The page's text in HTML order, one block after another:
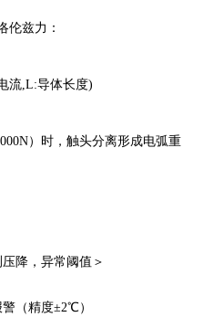
伦兹力：
流,L:导体长度)
）时，触头分离形成电弧重
降，异常阈值＞
（精度±2℃）